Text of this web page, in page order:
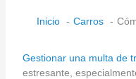
Inicio Carros
Gestionar una multa de
estresante,